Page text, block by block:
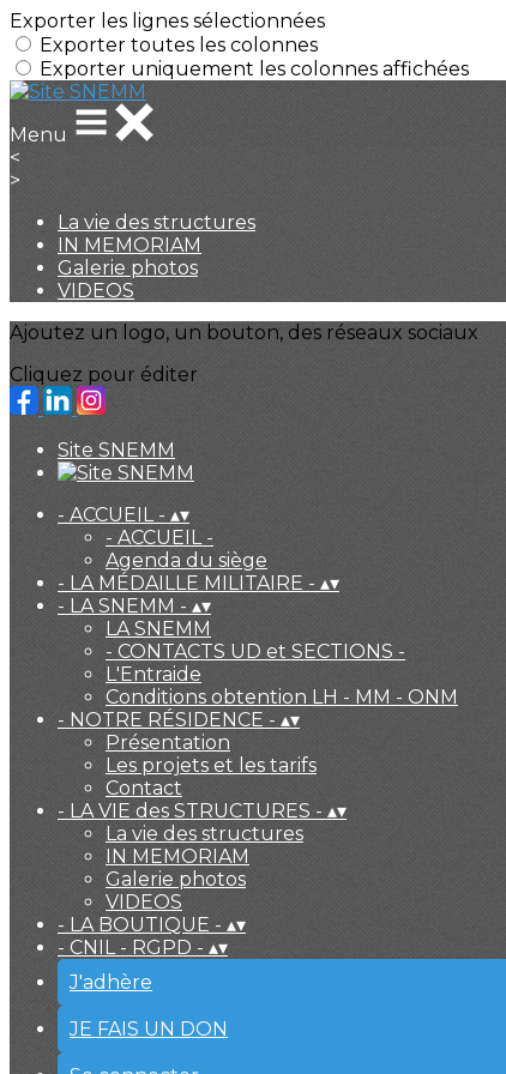
Exporter les lignes sélectionnées
Exporter toutes les colonnes
Exporter uniquement les colonnes affichées
Menu
<
>
La vie des structures
IN MEMORIAM
Galerie photos
VIDEOS
Ajoutez un logo, un bouton, des réseaux sociaux
Cliquez pour éditer
Site SNEMM
- ACCUEIL - ▴▾
- ACCUEIL -
Agenda du siège
- LA MÉDAILLE MILITAIRE - ▴▾
- LA SNEMM - ▴▾
LA SNEMM
- CONTACTS UD et SECTIONS -
L'Entraide
Conditions obtention LH - MM - ONM
- NOTRE RÉSIDENCE - ▴▾
Présentation
Les projets et les tarifs
Contact
- LA VIE des STRUCTURES - ▴▾
La vie des structures
IN MEMORIAM
Galerie photos
VIDEOS
- LA BOUTIQUE - ▴▾
- CNIL - RGPD - ▴▾
J'adhère
JE FAIS UN DON